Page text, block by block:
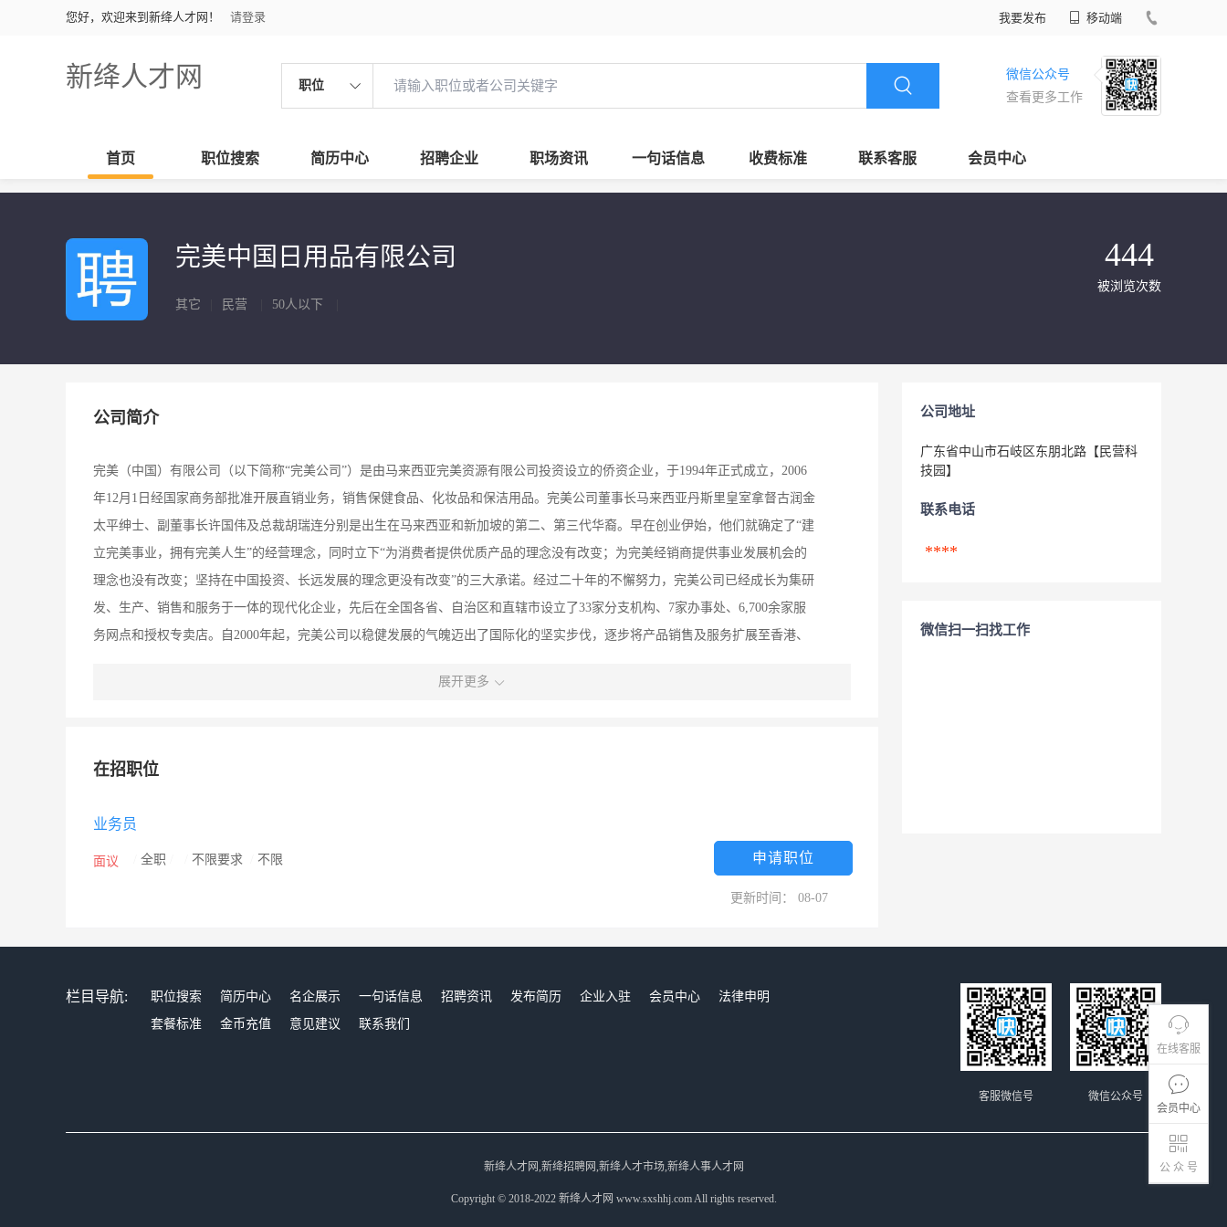
您好，欢迎来到新绛人才网！ 请登录 我要发布 移动端
新绛人才网 职位
微信公众号
查看更多工作
首页 职位搜索 简历中心 招聘企业 职场资讯 一句话信息 收费标准 联系客服 会员中心
在线客服
会员中心
公 众 号
完美中国日用品有限公司
其它 民营 50人以下
444
被浏览次数
公司简介
完美（中国）有限公司（以下简称“完美公司”）是由马来西亚完美资源有限公司投资设立的侨资企业，于1994年正式成立，2006
年12月1日经国家商务部批准开展直销业务，销售保健食品、化妆品和保洁用品。完美公司董事长马来西亚丹斯里皇室拿督古润金
太平绅士、副董事长许国伟及总裁胡瑞连分别是出生在马来西亚和新加坡的第二、第三代华裔。早在创业伊始，他们就确定了“建
立完美事业，拥有完美人生”的经营理念，同时立下“为消费者提供优质产品的理念没有改变；为完美经销商提供事业发展机会的
理念也没有改变；坚持在中国投资、长远发展的理念更没有改变”的三大承诺。经过二十年的不懈努力，完美公司已经成长为集研
发、生产、销售和服务于一体的现代化企业，先后在全国各省、自治区和直辖市设立了33家分支机构、7家办事处、6,700余家服
务网点和授权专卖店。自2000年起，完美公司以稳健发展的气魄迈出了国际化的坚实步伐，逐步将产品销售及服务扩展至香港、
任和义务。自2006年度起，完美公司连续三年位列国家税务总局计划统计司和《中国税务》杂志，以企业当年实际入库税收为依
国ASRS全智能化仓储信息系统的物流控制中心、智能化办公大楼、星级员工宿舍和员工俱乐部等。本着对中国市场的坚定信念和
美），占地358亩，已建成的保健食品厂和日用化妆品厂均采用达到国际最新科技水平的全智能化和封闭式生产系统，物流控制中
心采用ASRS全智能贮存与检索系统，确保产品先进先出。与此同时，完美公司还于中山市南朗镇华南现代中医药城投资建设第三
HACCP食品安全控制体系认证、ISO9001质量管理体系认证和ISO14001环境管理体系认证等四项国际权威认证。2003年3月，完美
公司通过中国伊斯兰教协会清真HALAL食品认证。2005年10月和2009年12月，完美八种营养保健食品全部通过“国家体育总局运
展开更多
在招职位
业务员
面议 全职 不限要求 不限 申请职位
更新时间： 08-07
公司地址
广东省中山市石岐区东朋北路【民营科
技园】
联系电话
****
微信扫一扫找工作
栏目导航: 职位搜索 简历中心 名企展示 一句话信息 招聘资讯 发布简历 企业入驻 会员中心
法律申明
套餐标准
金币充值 意见建议 联系我们
微信公众号
客服微信号
新绛人才网,新绛招聘网,新绛人才市场,新绛人事人才网
Copyright © 2018-2022 新绛人才网 www.sxshhj.com All rights reserved.